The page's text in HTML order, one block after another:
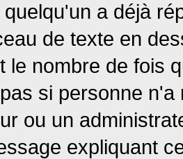
a déjà
de texte en
le nombre de fois
si personne
ou un
expliquant